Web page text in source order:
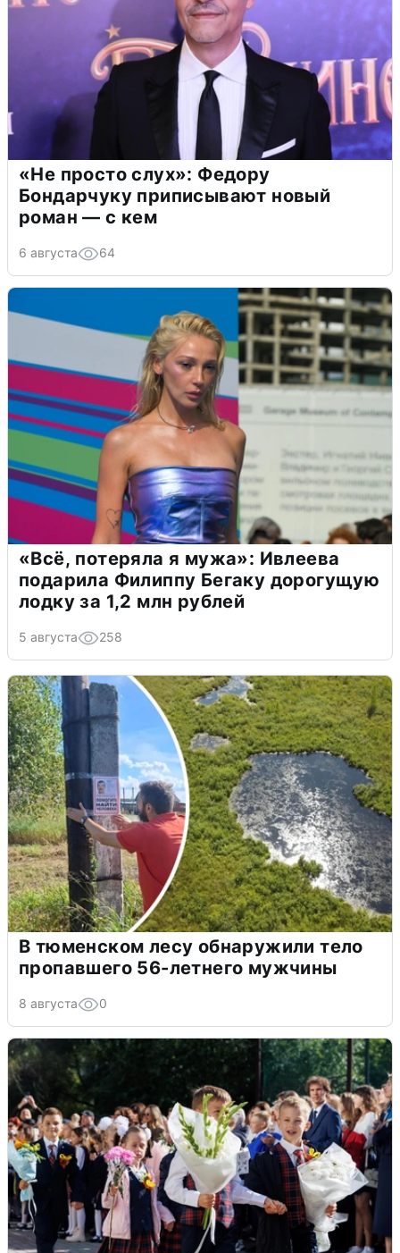
«Не просто слух»: Федору
Бондарчуку приписывают новый
роман — с кем
6 августа 64
«Всё, потеряла я мужа»: Ивлеева
подарила Филиппу Бегаку дорогущую
лодку за 1,2 млн рублей
5 августа 258
В тюменском лесу обнаружили тело
пропавшего 56-летнего мужчины
8 августа 0